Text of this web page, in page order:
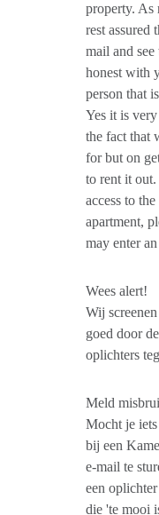
property. As
rest assured
mail and
honest with
person that
Yes it is
the fact that
for but on
to rent it
access to
apartment,
may enter
Wees alert!
Wij
goed door
oplichters
Meld
Mocht je
bij een
e-mail te
een
die 'te mooi